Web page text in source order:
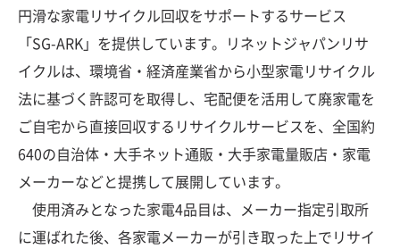
円滑な家電リサイクル回収をサポートするサービス
「SG-ARK」を提供しています。リネットジャパンリサ
イクルは、環境省・経済産業省から小型家電リサイクル
法に基づく許認可を取得し、宅配便を活用して廃家電を
ご自宅から直接回収するリサイクルサービスを、全国約
640の自治体・大手ネット通販・大手家電量販店・家電
メーカーなどと提携して展開しています。
使用済みとなった家電4品目は、メーカー指定引取所
に運ばれた後、各家電メーカーが引き取った上でリサイ